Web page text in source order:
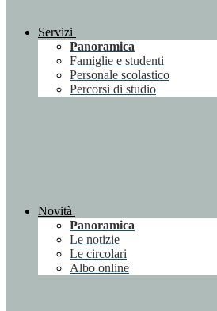
Servizi
Panoramica
Famiglie e studenti
Personale scolastico
Percorsi di studio
Novità
Panoramica
Le notizie
Le circolari
Albo online